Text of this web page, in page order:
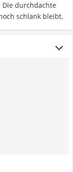
durchdachte
schlank bleibt.